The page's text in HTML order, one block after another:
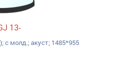
13-
с молд.; акуст; 1485*955